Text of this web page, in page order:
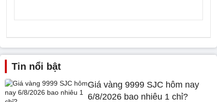
Tin nổi bật
Giá vàng 9999 SJC hôm nay
6/8/2026 bao nhiêu 1 chỉ?